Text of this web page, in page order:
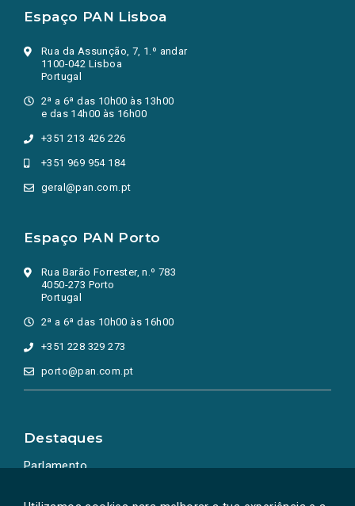
Espaço PAN Lisboa
Rua da Assunção, 7, 1.º andar
1100-042 Lisboa
Portugal
2ª a 6ª das 10h00 às 13h00
e das 14h00 às 16h00
+351 213 426 226
+351 969 954 184
geral@pan.com.pt
Espaço PAN Porto
Rua Barão Forrester, n.º 783
4050-273 Porto
Portugal
2ª a 6ª das 10h00 às 16h00
+351 228 329 273
porto@pan.com.pt
Destaques
Parlamento